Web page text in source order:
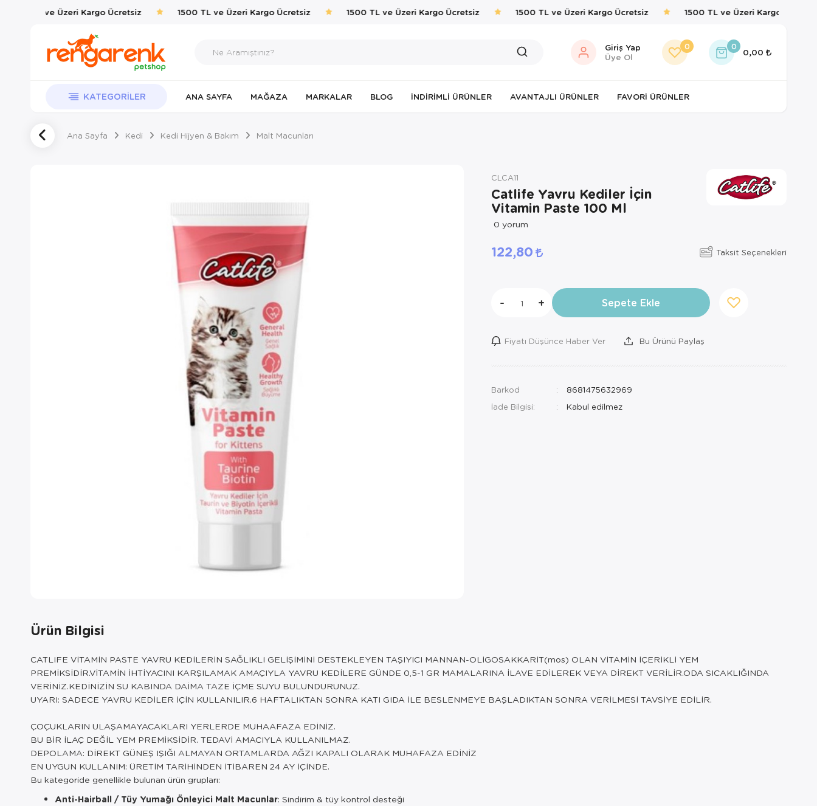
1500 TL ve Üzeri Kargo Ücretsiz 1500 TL ve Üzeri Kargo Ücretsiz 1500 TL ve Üzeri Kargo Ücretsiz 1500 TL ve Üzeri Kargo Ücretsiz 1500 TL ve Üzeri Kargo Ücretsiz
Giriş Yap
Üye Ol
0 0
0,00
KATEGORILER ANA SAYFA MAĞAZA MARKALAR BLOG İNDIRIMLI ÜRÜNLER AVANTAJLI ÜRÜNLER FAVORI ÜRÜNLER
Ana Sayfa Kedi Kedi Hijyen & Bakım Malt Macunları
CLCA11
Catlife Yavru Kediler İçin
Vitamin Paste 100 Ml
0 yorum
122,80 Taksit Seçenekleri
- + Sepete Ekle
Fiyatı Düşünce Haber Ver Bu Ürünü Paylaş
Barkod
8681475632969
İade Bilgisi:
Ürün Bilgisi
CATLIFE VİTAMİN PASTE YAVRU KEDİLERİN SAĞLIKLI GELİŞİMİNİ DESTEKLEYEN TAŞIYICI MANNAN-OLİGOSAKKARİT(mos) OLAN VİTAMİN İÇERİKLİ YEM
PREMİKSİDİR.VİTAMİN İHTİYACINI KARŞILAMAK AMAÇIYLA YAVRU KEDİLERE GÜNDE 0,5-1 GR MAMALARINA İLAVE EDİLEREK VEYA DİREKT VERİLİR.ODA SICAKLIĞINDA
VERİNİZ.KEDİNİZİN SU KABINDA DAİMA TAZE İÇME SUYU BULUNDURUNUZ.
UYARI: SADECE YAVRU KEDİLER İÇİN KULLANILIR.6 HAFTALIKTAN SONRA KATI GIDA İLE BESLENMEYE BAŞLADIKTAN SONRA VERİLMESİ TAVSİYE EDİLİR.
ÇOÇUKLARIN ULAŞAMAYACAKLARI YERLERDE MUHAAFAZA EDİNİZ.
BU BİR İLAÇ DEĞİL YEM PREMİKSİDİR. TEDAVİ AMACIYLA KULLANILMAZ.
DEPOLAMA: DİREKT GÜNEŞ IŞIĞI ALMAYAN ORTAMLARDA AĞZI KAPALI OLARAK MUHAFAZA EDİNİZ
EN UYGUN KULLANIM: ÜRETİM TARİHİNDEN İTİBAREN 24 AY İÇİNDE.
Bu kategoride genellikle bulunan ürün grupları:
Anti-Hairball / Tüy Yumağı Önleyici Malt Macunlar: Sindirim & tüy kontrol desteği